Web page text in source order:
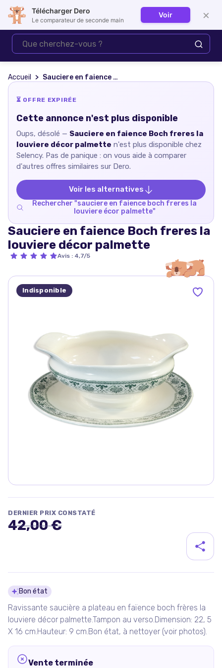
Se connecter
Accueil Sauciere en faience Boch freres la louviere décor palmette
⏳ OFFRE EXPIRÉE
Cette annonce n'est plus disponible
Oups, désolé — Sauciere en faience Boch freres la
louviere décor palmette n'est plus disponible chez
Selency. Pas de panique : on vous aide à comparer
d'autres offres similaires sur Dero.
Voir les alternatives
Rechercher "sauciere en faience boch freres la
louviere écor palmette"
Sauciere en faience Boch freres la
louviere décor palmette
Avis : 4,7/5
Indisponible
DERNIER PRIX CONSTATÉ
42,00 €
Détails du produit
Bon état
Ravissante saucière a plateau en faïence boch frères la
louviere décor palmette.Tampon au verso.Dimension: 22, 5
X 16 cm.Hauteur: 9 cm.Bon état, à nettoyer (voir photos).
Vente terminée
Télécharger Dero
Le comparateur de seconde main
Voir ×